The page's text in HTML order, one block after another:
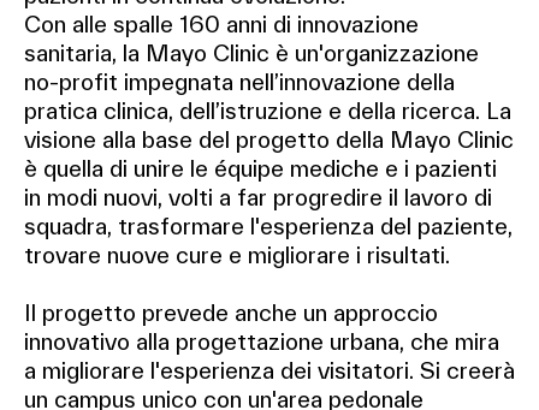
Con alle spalle 160 anni di innovazione
sanitaria, la Mayo Clinic è un'organizzazione
no-profit impegnata nell’innovazione della
pratica clinica, dell’istruzione e della ricerca. La
visione alla base del progetto della Mayo Clinic
è quella di unire le équipe mediche e i pazienti
in modi nuovi, volti a far progredire il lavoro di
squadra, trasformare l'esperienza del paziente,
trovare nuove cure e migliorare i risultati.
Il progetto prevede anche un approccio
innovativo alla progettazione urbana, che mira
a migliorare l'esperienza dei visitatori. Si creerà
un campus unico con un'area pedonale